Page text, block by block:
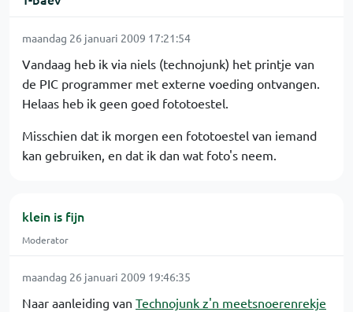
maandag 26 januari 2009 17:21:54
Vandaag heb ik via niels (technojunk) het printje van
de PIC programmer met externe voeding ontvangen.
Helaas heb ik geen goed fototoestel.
Misschien dat ik morgen een fototoestel van iemand
kan gebruiken, en dat ik dan wat foto's neem.
klein is fijn
Moderator
maandag 26 januari 2009 19:46:35
Naar aanleiding van Technojunk z'n meetsnoerenrekje